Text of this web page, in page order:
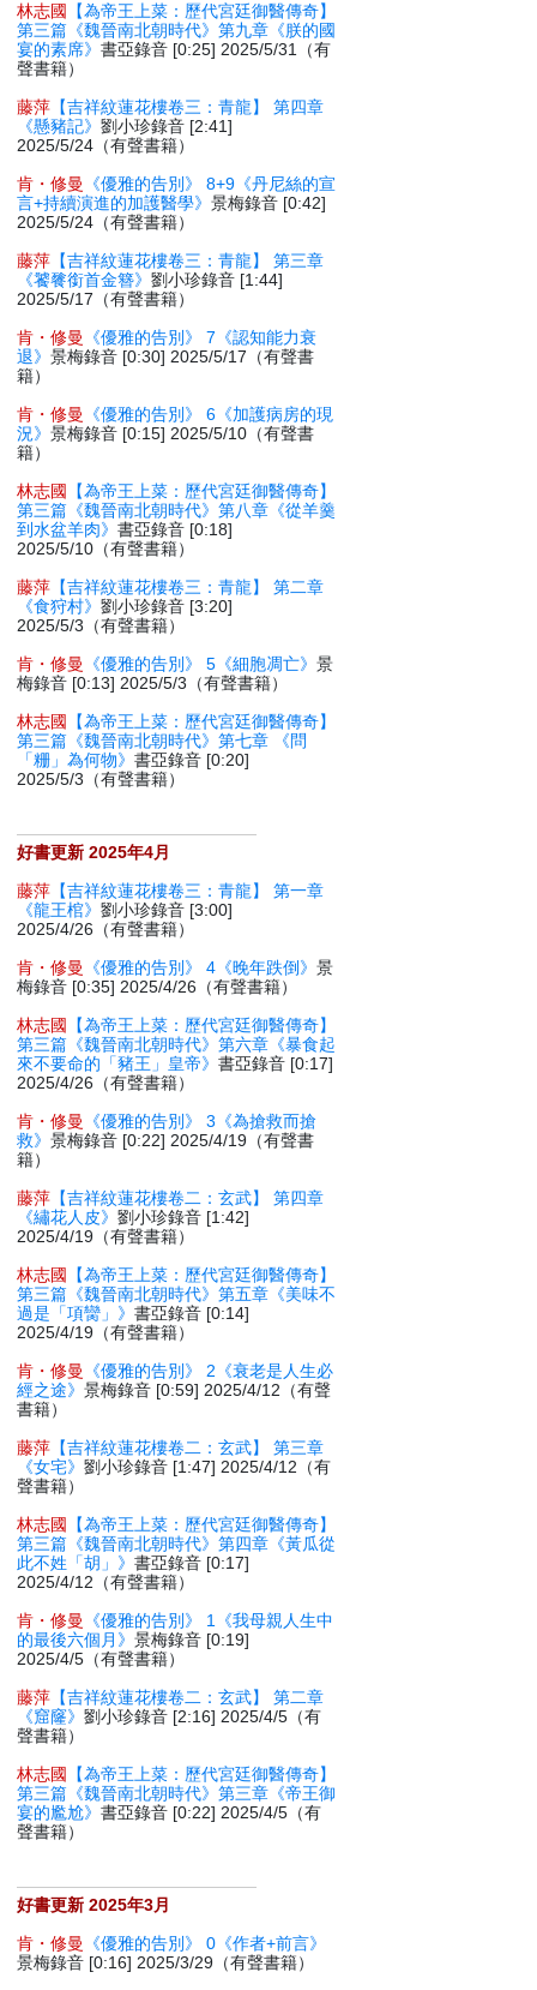
林志國
【為帝王上菜：歷代宮廷御醫傳奇】
第三篇《魏晉南北朝時代》第九章《朕的國
宴的素席》書亞錄音 [0:25] 2025/5/31（有
聲書籍）
藤萍 【吉祥紋蓮花樓卷三：青龍】 第四章
《懸豬記》劉小珍錄音 [2:41]
2025/5/24（有聲書籍）
肯・修曼
《優雅的告別》 8+9《丹尼絲的宣
言+持續演進的加護醫學》景梅錄音 [0:42]
2025/5/24（有聲書籍）
藤萍 【吉祥紋蓮花樓卷三：青龍】 第三章
《饕餮銜首金簪》劉小珍錄音 [1:44]
2025/5/17（有聲書籍）
肯・修曼
《優雅的告別》 7《認知能力衰
退》景梅錄音 [0:30] 2025/5/17（有聲書
籍）
肯・修曼
《優雅的告別》 6《加護病房的現
況》景梅錄音 [0:15] 2025/5/10（有聲書
籍）
林志國
【為帝王上菜：歷代宮廷御醫傳奇】
第三篇《魏晉南北朝時代》第八章《從羊羹
到水盆羊肉》書亞錄音 [0:18]
2025/5/10（有聲書籍）
藤萍 【吉祥紋蓮花樓卷三：青龍】 第二章
《食狩村》劉小珍錄音 [3:20]
2025/5/3（有聲書籍）
肯・修曼
《優雅的告別》 5《細胞凋亡》景
梅錄音 [0:13] 2025/5/3（有聲書籍）
林志國
【為帝王上菜：歷代宮廷御醫傳奇】
第三篇《魏晉南北朝時代》第七章 《問
「粣」為何物》書亞錄音 [0:20]
2025/5/3（有聲書籍）
好書更新 2025年4月
藤萍 【吉祥紋蓮花樓卷三：青龍】 第一章
《龍王棺》劉小珍錄音 [3:00]
2025/4/26（有聲書籍）
肯・修曼
《優雅的告別》 4《晚年跌倒》景
梅錄音 [0:35] 2025/4/26（有聲書籍）
林志國
【為帝王上菜：歷代宮廷御醫傳奇】
第三篇《魏晉南北朝時代》第六章《暴食起
來不要命的「豬王」皇帝》書亞錄音 [0:17]
2025/4/26（有聲書籍）
肯・修曼
《優雅的告別》 3《為搶救而搶
救》景梅錄音 [0:22] 2025/4/19（有聲書
籍）
藤萍 【吉祥紋蓮花樓卷二：玄武】 第四章
《繡花人皮》劉小珍錄音 [1:42]
2025/4/19（有聲書籍）
林志國
【為帝王上菜：歷代宮廷御醫傳奇】
第三篇《魏晉南北朝時代》第五章《美味不
過是「項臠」》書亞錄音 [0:14]
2025/4/19（有聲書籍）
肯・修曼
《優雅的告別》 2《衰老是人生必
經之途》景梅錄音 [0:59] 2025/4/12（有聲
書籍）
藤萍 【吉祥紋蓮花樓卷二：玄武】 第三章
《女宅》劉小珍錄音 [1:47] 2025/4/12（有
聲書籍）
林志國
【為帝王上菜：歷代宮廷御醫傳奇】
第三篇《魏晉南北朝時代》第四章《黃瓜從
此不姓「胡」》書亞錄音 [0:17]
2025/4/12（有聲書籍）
肯・修曼
《優雅的告別》 1《我母親人生中
的最後六個月》景梅錄音 [0:19]
2025/4/5（有聲書籍）
藤萍 【吉祥紋蓮花樓卷二：玄武】 第二章
《窟窿》劉小珍錄音 [2:16] 2025/4/5（有
聲書籍）
林志國
【為帝王上菜：歷代宮廷御醫傳奇】
第三篇《魏晉南北朝時代》第三章《帝王御
宴的尷尬》書亞錄音 [0:22] 2025/4/5（有
聲書籍）
好書更新 2025年3月
肯・修曼
《優雅的告別》 0《作者+前言》
景梅錄音 [0:16] 2025/3/29（有聲書籍）